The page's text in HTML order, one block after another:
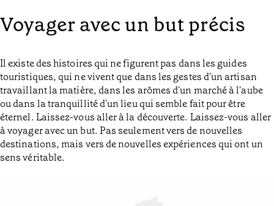
Voyager avec un but précis
Il existe des histoires qui ne figurent pas dans les guides
touristiques, qui ne vivent que dans les gestes d'un artisan
travaillant la matière, dans les arômes d'un marché à l'aube
ou dans la tranquillité d'un lieu qui semble fait pour être
éternel. Laissez-vous aller à la découverte. Laissez-vous aller
à voyager avec un but. Pas seulement vers de nouvelles
destinations, mais vers de nouvelles expériences qui ont un
sens véritable.